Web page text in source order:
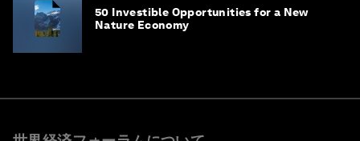
50 Investible Opportunities for a New
Nature Economy